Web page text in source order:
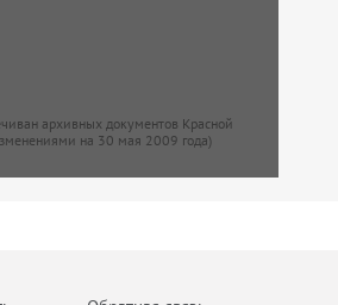
архивных документов Красной
на 30 мая 2009 года)